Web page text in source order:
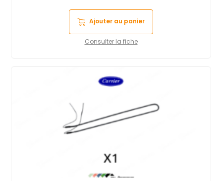
Ajouter au panier
Consulter la fiche